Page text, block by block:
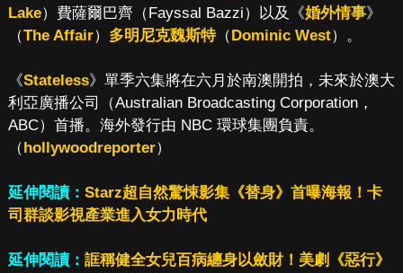
Lake）費薩爾巴齊（Fayssal Bazzi）以及《婚外情事》
（The Affair） 多明尼克魏斯特（Dominic West）。
《Stateless》單季六集將在六月於南澳開拍，未來於澳大
利亞廣播公司（Australian Broadcasting Corporation，
ABC）首播。海外發行由 NBC 環球集團負責。
（hollywoodreporter）
延伸閱讀： Starz超自然驚悚影集《替身》首曝海報！卡
司群談影視產業進入女力時代
延伸閱讀： 誆稱健全女兒百病纏身以斂財！美劇《惡行》